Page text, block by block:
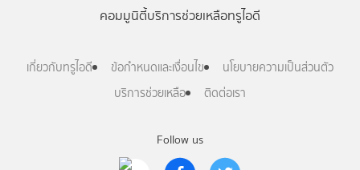
Follow us
คอมมูนิตี้บริการช่วยเหลือทรูไอดี
เกี่ยวกับทรูไอดี ข้อกำหนดและเงื่อนไข
นโยบายความเป็นส่วนตัว
บริการช่วยเหลือ
ติดต่อเรา